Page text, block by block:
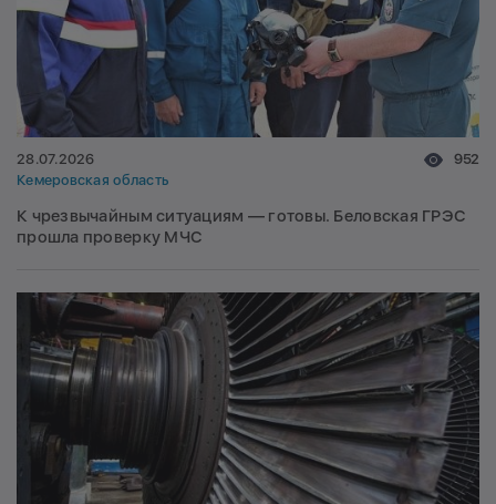
28.07.2026
Кемеровская область
952
К чрезвычайным ситуациям — готовы. Беловская ГРЭС
прошла проверку МЧС